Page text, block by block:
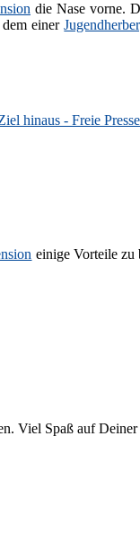
die Nase vorne.
dem einer
hinaus - Freie Presse
einige Vorteile zu
Viel Spaß auf Deiner